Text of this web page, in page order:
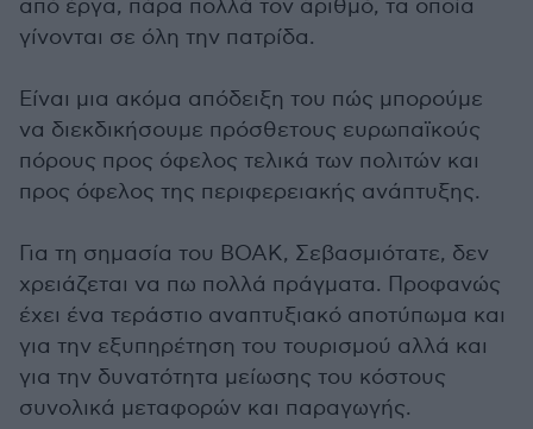
από έργα, πάρα πολλά τον αριθμό, τα οποία
γίνονται σε όλη την πατρίδα.
Είναι μια ακόμα απόδειξη του πώς μπορούμε
να διεκδικήσουμε πρόσθετους ευρωπαϊκούς
πόρους προς όφελος τελικά των πολιτών και
προς όφελος της περιφερειακής ανάπτυξης.
Για τη σημασία του ΒΟΑΚ, Σεβασμιότατε, δεν
χρειάζεται να πω πολλά πράγματα. Προφανώς
έχει ένα τεράστιο αναπτυξιακό αποτύπωμα και
για την εξυπηρέτηση του τουρισμού αλλά και
για την δυνατότητα μείωσης του κόστους
συνολικά μεταφορών και παραγωγής.